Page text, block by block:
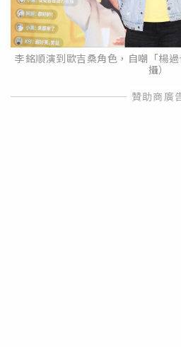
李銘順演到歐吉桑角色，自嘲「楊
攝）